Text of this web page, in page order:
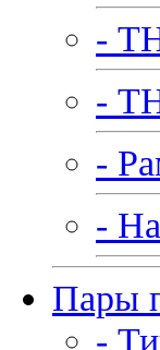
-
-
-
-
Пары
-